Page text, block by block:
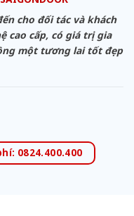
cho đối tác và khách
cao cấp, có giá trị gia
một tương lai tốt đẹp
0824.400.400